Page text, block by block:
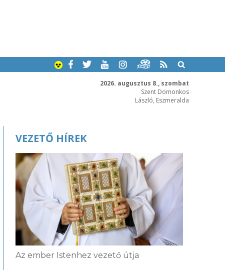
2026. augusztus 8., szombat
Szent Domonkos
László, Eszmeralda
VEZETŐ HÍREK
Az ember Istenhez vezető útja